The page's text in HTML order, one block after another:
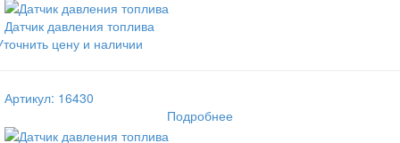
Датчик давления топлива
цену и наличии
Артикул: 16430
Подробнее